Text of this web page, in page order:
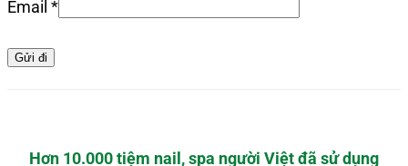
Email *
Hơn 10.000 tiệm nail, spa người Việt đã sử dụng